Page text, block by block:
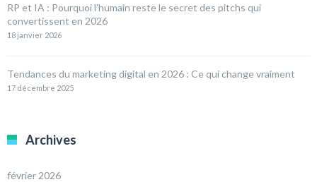
RP et IA : Pourquoi l’humain reste le secret des pitchs qui
convertissent en 2026
18 janvier 2026
Tendances du marketing digital en 2026 : Ce qui change vraiment
17 décembre 2025
Archives
février 2026